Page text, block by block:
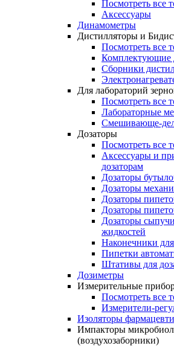
Посмотреть все
Аксессуары
Динамометры
Дистилляторы и
Посмотреть все
Комплектующие
Сборники
Для лабораторий
Посмотреть все
Лабораторные
Смешивающе-
Дозаторы
Посмотреть все
Аксессуары и
дозаторам
Дозаторы
Дозаторы
Дозаторы
Дозаторы
Дозаторы
жидкостей
Наконечники для
Пипетки
Штативы для
Дозиметры
Измерительные
Посмотреть все
Измерители-
Изоляторы
Импакторы
(воздухозаборники)